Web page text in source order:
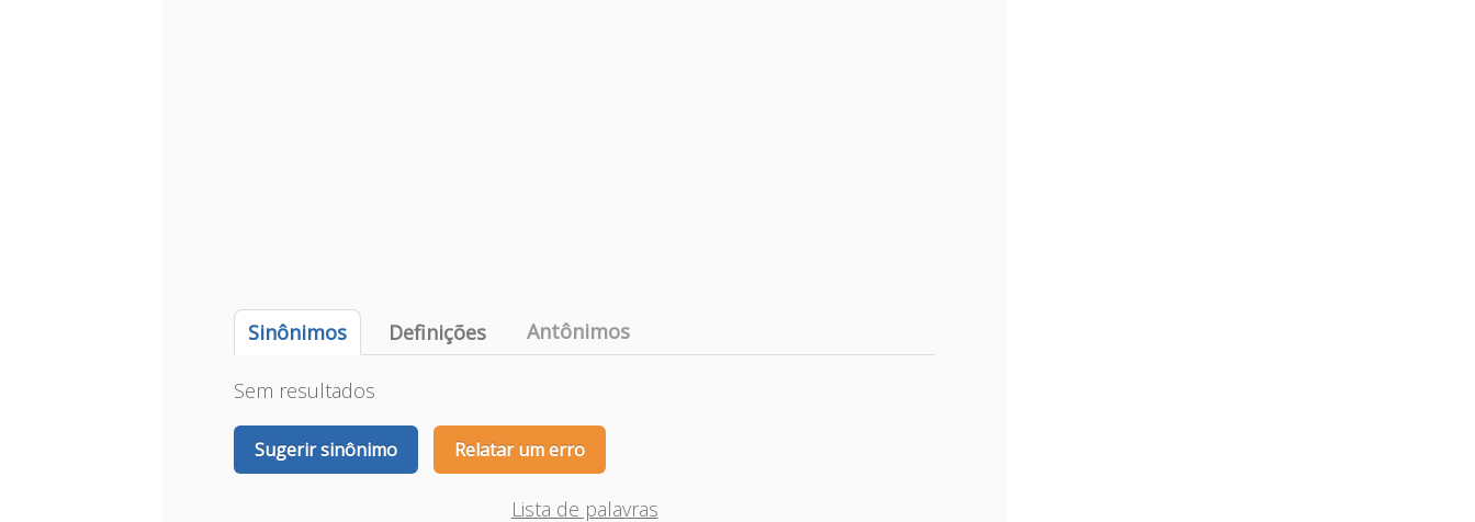
Sinônimos Definições Antônimos
Sem resultados
Sugerir sinônimo Relatar um erro
Lista de palavras